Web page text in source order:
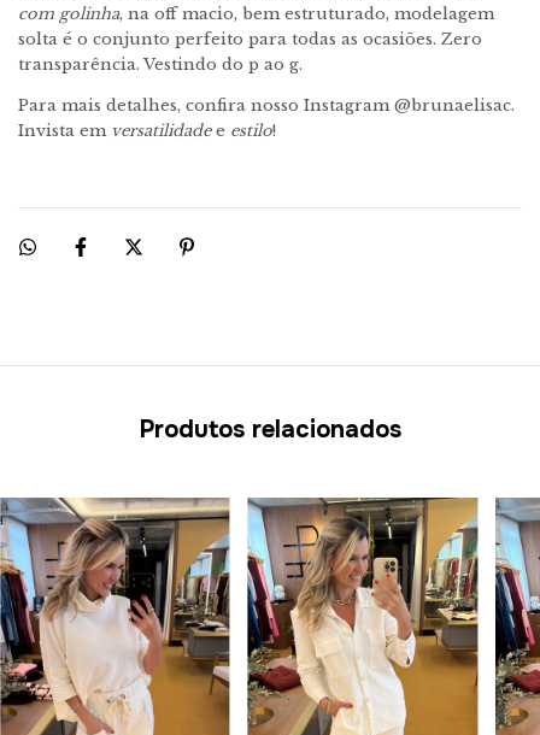
com golinha, na off macio, bem estruturado, modelagem
solta é o conjunto perfeito para todas as ocasiões. Zero
transparência. Vestindo do p ao g.
Para mais detalhes, confira nosso Instagram @brunaelisac.
Invista em versatilidadee estilo!
Produtos relacionados